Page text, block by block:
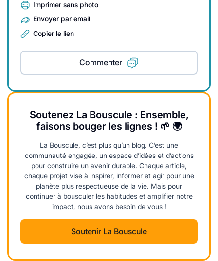
Imprimer sans photo
Envoyer par email
Copier le lien
Commenter
Soutenez La Bouscule : Ensemble,
faisons bouger les lignes ! 🌱 🌍
La Bouscule, c’est plus qu’un blog. C’est une
communauté engagée, un espace d’idées et d’actions
pour construire un avenir durable. Chaque article,
chaque projet vise à inspirer, informer et agir pour une
planète plus respectueuse de la vie. Mais pour
continuer à bousculer les habitudes et amplifier notre
impact, nous avons besoin de vous !
Soutenir La Bouscule